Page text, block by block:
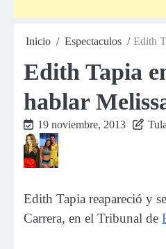
Inicio Espectaculos Edith
Edith Tapia
hablar
19 noviembre, 2013
Edith Tapia reapareció y
Carrera, en el Tribunal de